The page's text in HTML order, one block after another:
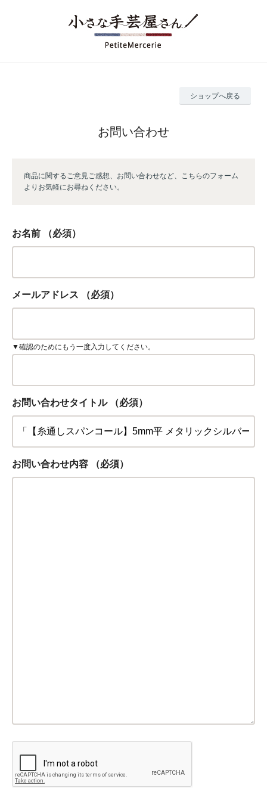
ショップへ戻る
お問い合わせ
商品に関するご意見ご感想、お問い合わせなど、こちらのフォーム
よりお気軽にお尋ねください。
お名前 （必須）
メールアドレス （必須）
▼確認のためにもう一度入力してください。
お問い合わせタイトル （必須）
お問い合わせ内容 （必須）